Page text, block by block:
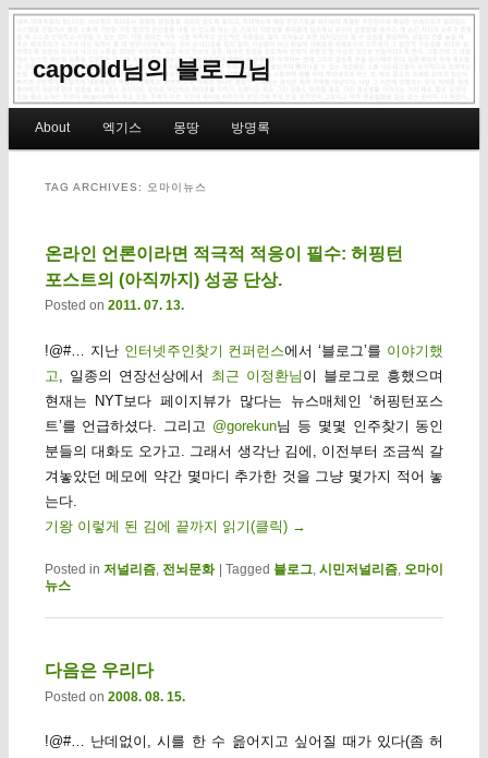
capcold님의 블로그님
Skip to primary content
Skip to secondary content
About 엑기스 몽땅 방명록
TAG ARCHIVES: 오마이뉴스
온라인 언론이라면 적극적 적응이 필수: 허핑턴
포스트의 (아직까지) 성공 단상.
Posted on 2011. 07. 13.
!@#… 지난 인터넷주인찾기 컨퍼런스에서 ‘블로그’를 이야기했
고
, 일종의 연장선상에서 최근 이정환님 이 블로그로 흥했으며
현재는 NYT보다 페이지뷰가 많다는 뉴스매체인 ‘허핑턴포스
트’를 언급하셨다. 그리고 @gorekun님 등 몇몇 인주찾기 동인
분들의 대화도 오가고. 그래서 생각난 김에, 이전부터 조금씩 갈
겨놓았던 메모에 약간 몇마디 추가한 것을 그냥 몇가지 적어 놓
는다.
기왕 이렇게 된 김에 끝까지 읽기(클릭) →
Posted in 저널리즘 전뇌문화 | Tagged 블로그 ,시민저널리즘 오마이
뉴스
다음은 우리다
Posted on 2008. 08. 15.
!@#… 난데없이, 시를 한 수 읊어지고 싶어질 때가 있다(좀 허